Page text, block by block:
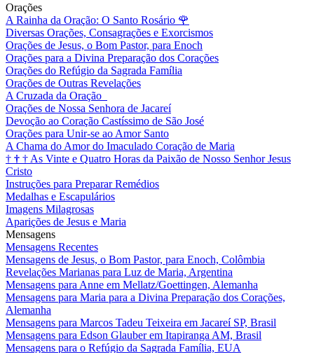
Orações
A Rainha da Oração: O Santo Rosário 🌹
Diversas Orações, Consagrações e Exorcismos
Orações de Jesus, o Bom Pastor, para Enoch
Orações para a Divina Preparação dos Corações
Orações do Refúgio da Sagrada Família
Orações de Outras Revelações
A Cruzada da Oração
Orações de Nossa Senhora de Jacareí
Devoção ao Coração Castíssimo de São José
Orações para Unir-se ao Amor Santo
A Chama do Amor do Imaculado Coração de Maria
† † † As Vinte e Quatro Horas da Paixão de Nosso Senhor Jesus
Cristo
Instruções para Preparar Remédios
Medalhas e Escapulários
Imagens Milagrosas
Aparições de Jesus e Maria
Mensagens
Mensagens Recentes
Mensagens de Jesus, o Bom Pastor, para Enoch, Colômbia
Revelações Marianas para Luz de Maria, Argentina
Mensagens para Anne em Mellatz/Goettingen, Alemanha
Mensagens para Maria para a Divina Preparação dos Corações,
Alemanha
Mensagens para Marcos Tadeu Teixeira em Jacareí SP, Brasil
Mensagens para Edson Glauber em Itapiranga AM, Brasil
Mensagens para o Refúgio da Sagrada Família, EUA